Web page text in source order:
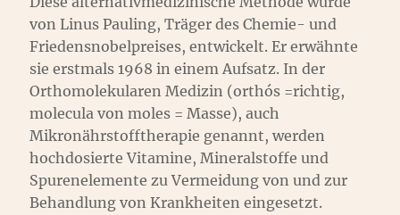
von Linus Pauling, Träger des Chemie- und
Friedensnobelpreises, entwickelt. Er erwähnte
sie erstmals 1968 in einem Aufsatz. In der
Orthomolekularen Medizin (orthós =richtig,
molecula von moles = Masse), auch
Mikronährstofftherapie genannt, werden
hochdosierte Vitamine, Mineralstoffe und
Spurenelemente zu Vermeidung von und zur
Behandlung von Krankheiten eingesetzt.